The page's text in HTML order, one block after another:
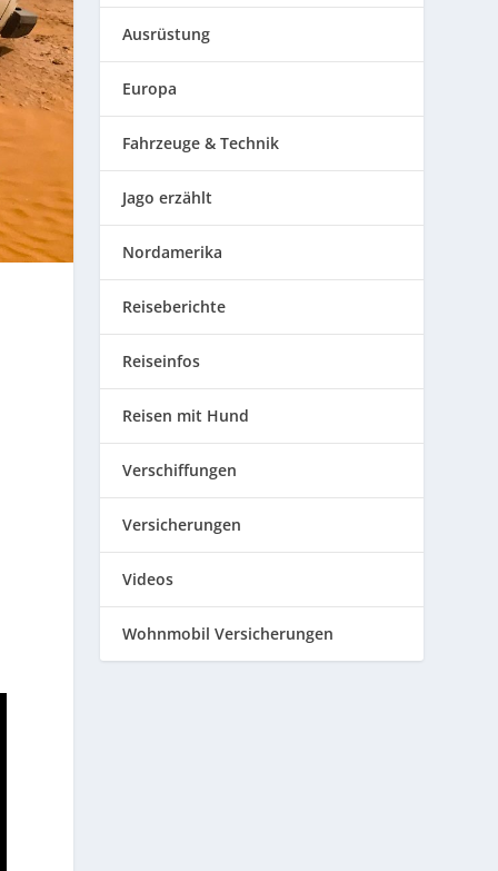
Ausrüstung
Europa
Fahrzeuge & Technik
Jago erzählt
Nordamerika
Reiseberichte
Reiseinfos
Reisen mit Hund
Verschiffungen
Versicherungen
Videos
Wohnmobil Versicherungen